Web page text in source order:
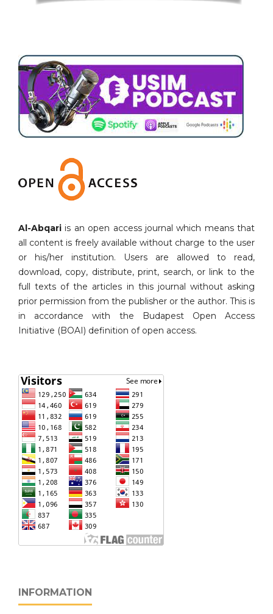
Al-Abqari is an open access journal which means that
all content is freely available without charge to the user
or his/her institution. Users are allowed to read,
download, copy, distribute, print, search, or link to the
full texts of the articles in this journal without asking
prior permission from the publisher or the author. This is
in accordance with the Budapest Open Access
Initiative (BOAI) definition of open access.
INFORMATION